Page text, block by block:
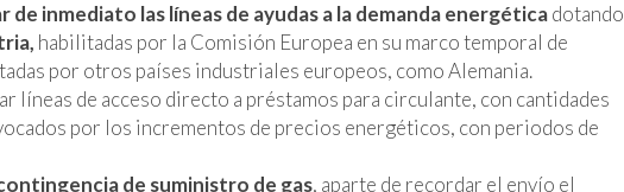
de inmediato las líneas de ayudasa la demanda energéticadotando
habilitadas por la Comisión Europea en su marco temporal de
por otros países industriales europeos, como Alemania.
líneas de acceso directo a préstamos para circulante, con cantidades
por los incrementos de precios energéticos, con periodos de
de suministro de gas, aparte de recordar el envío el